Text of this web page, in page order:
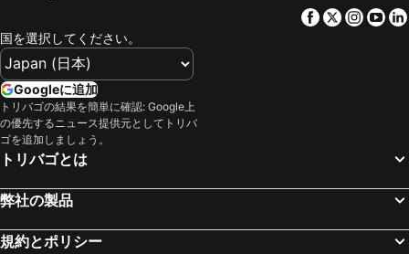
Facebook
Twitter
国を選択してください。
Googleに追加
トリバゴの結果を簡単に確認: Google上
の優先するニュース提供元としてトリバ
ゴを追加しましょう。
トリバゴとは
弊社の製品
規約とポリシー